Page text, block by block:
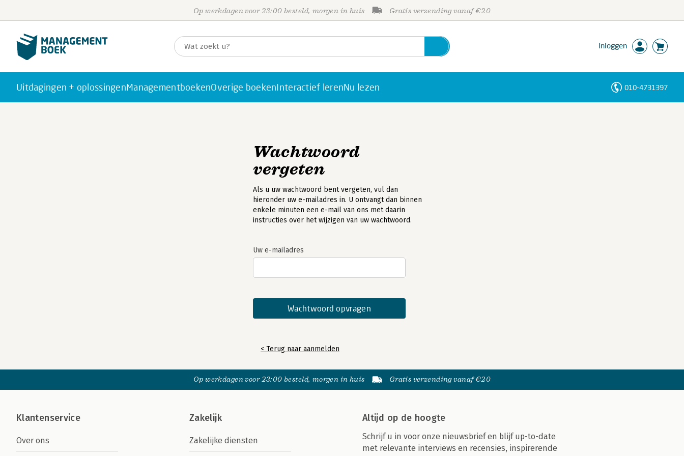
Op werkdagen voor 23:00 besteld, morgen in huis Gratis verzending vanaf €20
Inloggen
Uitdagingen + oplossingenManagementboekenOverige boekenInteractief lerenNu lezen 010-4731397
Wachtwoord
vergeten
Als u uw wachtwoord bent vergeten, vul dan
hieronder uw e-mailadres in. U ontvangt dan binnen
enkele minuten een e-mail van ons met daarin
instructies over het wijzigen van uw wachtwoord.
Uw e-mailadres
< Terug naar aanmelden
Op werkdagen voor 23:00 besteld, morgen in huis Gratis verzending vanaf €20
Klantenservice
Over ons
Zakelijk
Zakelijke diensten
Altijd op de hoogte
Schrijf u in voor onze nieuwsbrief en blijf up-to-date
met relevante interviews en recensies, inspirerende
Personen